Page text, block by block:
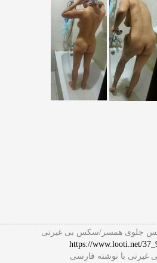
جلوی همسر/سکس بی غیرتی
https://www.looti.net/
غیرتی با نوشته فارسی